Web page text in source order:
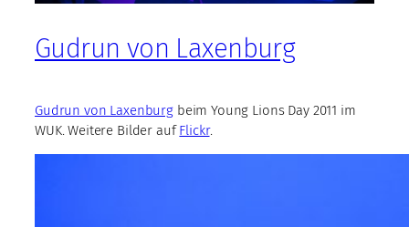
Gudrun von Laxenburg
Gudrun von Laxenburg beim Young Lions Day 2011 im
WUK. Weitere Bilder aufFlickr.